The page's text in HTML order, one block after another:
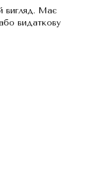
вигляд. Має
видаткову